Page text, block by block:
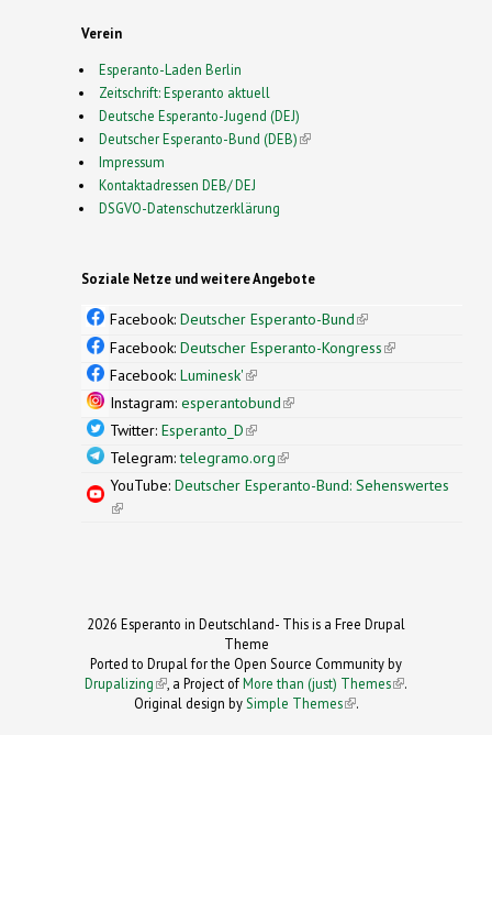
Verein
Esperanto-Laden Berlin
Zeitschrift: Esperanto aktuell
Deutsche Esperanto-Jugend (DEJ)
Deutscher Esperanto-Bund (DEB)(link is external)
Impressum
Kontaktadressen DEB/ DEJ
DSGVO-Datenschutzerklärung
Soziale Netze und weitere Angebote
Facebook: Deutscher Esperanto-Bund(link is
external)
Facebook: Deutscher Esperanto-Kongress(link is
Facebook: Luminesk'(link is external)
Instagram: esperantobund(link is external)
Twitter: Esperanto_D(link is external)
Telegram:telegramo.org(link is external)
YouTube: Deutscher Esperanto-Bund: Sehenswertes
(link is external)
2026 Esperanto in Deutschland- This is a Free Drupal
Theme
Ported to Drupal for the Open Source Community by
Drupalizing(link is external)
, a Project ofMore than (just) Themes (link is
.
Original design by Simple Themes
(link is
.